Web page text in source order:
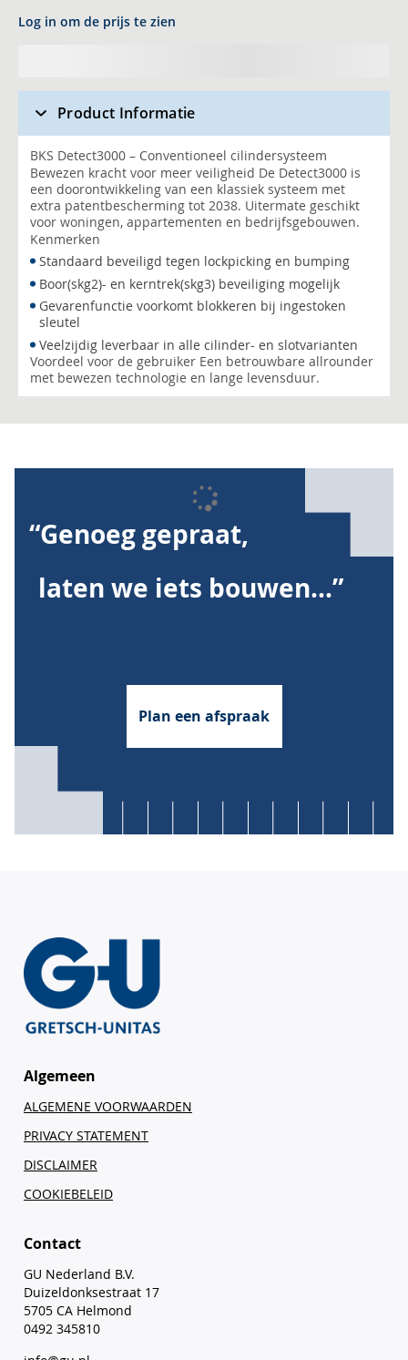
Log in om de prijs te zien
Product Informatie
BKS Detect3000 – Conventioneel cilindersysteem
Bewezen kracht voor meer veiligheid De Detect3000 is
een doorontwikkeling van een klassiek systeem met
extra patentbescherming tot 2038. Uitermate geschikt
voor woningen, appartementen en bedrijfsgebouwen.
Kenmerken
Standaard beveiligd tegen lockpicking en bumping
Boor(skg2)- en kerntrek(skg3) beveiliging mogelijk
Gevarenfunctie voorkomt blokkeren bij ingestoken
sleutel
Veelzijdig leverbaar in alle cilinder- en slotvarianten
Voordeel voor de gebruiker Een betrouwbare allrounder
met bewezen technologie en lange levensduur.
“Genoeg gepraat,
laten we iets bouwen...”
Plan een afspraak
Algemeen
ALGEMENE VOORWAARDEN
PRIVACY STATEMENT
DISCLAIMER
COOKIEBELEID
Contact
GU Nederland B.V.
Duizeldonksestraat 17
5705 CA Helmond
0492 345810